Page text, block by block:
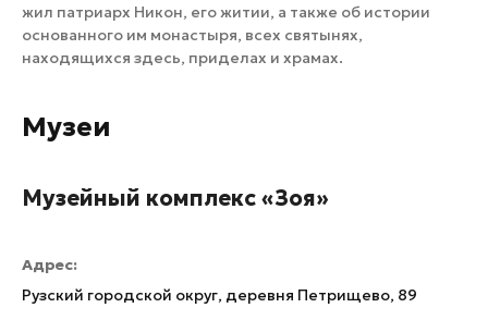
жил патриарх Никон, его житии, а также об истории
основанного им монастыря, всех святынях,
находящихся здесь, приделах и храмах.
Музеи
Музейный комплекс «Зоя»
Адрес:
Рузский городской округ, деревня Петрищево, 89